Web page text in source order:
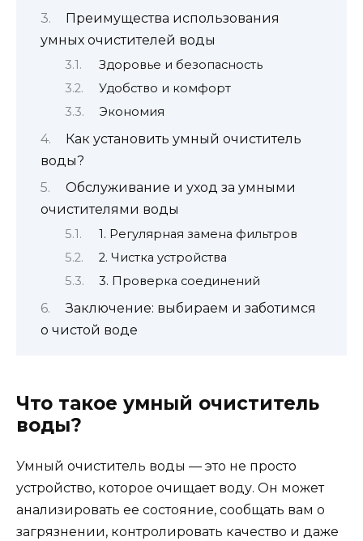
Преимущества использования
умных очистителей воды
Здоровье и безопасность
Удобство и комфорт
Экономия
Как установить умный очиститель
воды?
Обслуживание и уход за умными
очистителями воды
1. Регулярная замена фильтров
2. Чистка устройства
3. Проверка соединений
Заключение: выбираем и заботимся
о чистой воде
Что такое умный очиститель
воды?
Умный очиститель воды — это не просто
устройство, которое очищает воду. Он может
анализировать ее состояние, сообщать вам о
загрязнении, контролировать качество и даже